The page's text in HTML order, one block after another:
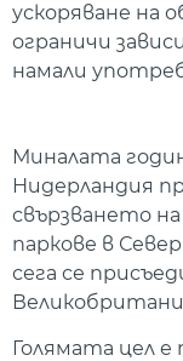
ускоряване на
ограничи
намали
Миналата
Нидерландия
свързването
паркове в
сега се
Голямата цел